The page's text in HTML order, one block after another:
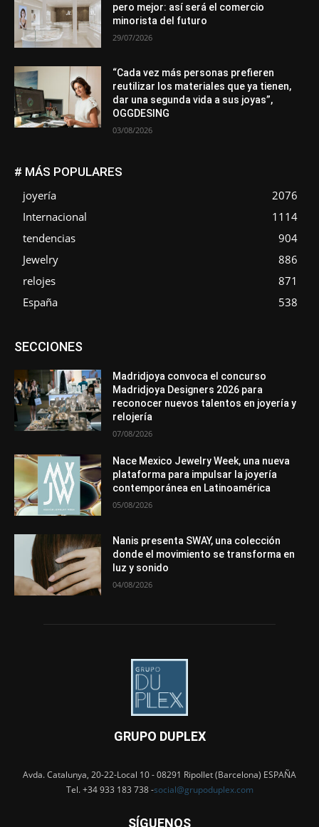
pero mejor: así será el comercio
minorista del futuro
29/07/2026
“Cada vez más personas prefieren
reutilizar los materiales que ya tienen,
dar una segunda vida a sus joyas”,
OGGDESING
03/08/2026
# MÁS POPULARES
joyería
2076
Internacional
1114
tendencias
904
Jewelry
886
relojes
871
España
538
SECCIONESAsociaciones
Entrevistas
Mundo Técnico
Novedades Opiniones
Perspectiva
Premios
Secciones Sin categoría
Más
Madridjoya convoca el concurso
Madridjoya Designers 2026 para
reconocer nuevos talentos en joyería y
relojería
07/08/2026
Nace Mexico Jewelry Week, una nueva
plataforma para impulsar la joyería
contemporánea en Latinoamérica
05/08/2026
Nanis presenta SWAY, una colección
donde el movimiento se transforma en
luz y sonido
04/08/2026
GRUPO DUPLEX
Avda. Catalunya, 20-22-Local 10 - 08291 Ripollet (Barcelona) ESPAÑA
Tel. +34 933 183 738 -social@grupoduplex.com
SÍGUENOS